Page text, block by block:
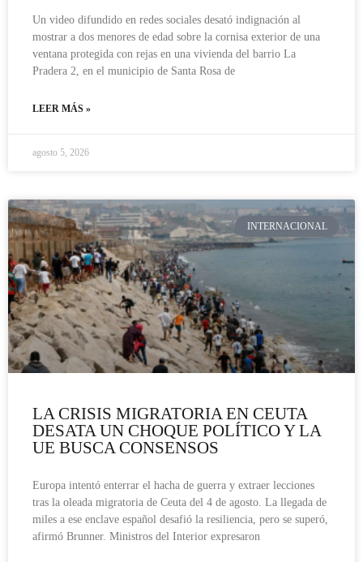
Un video difundido en redes sociales desató indignación al
mostrar a dos menores de edad sobre la cornisa exterior de una
ventana protegida con rejas en una vivienda del barrio La
Pradera 2, en el municipio de Santa Rosa de
LEER MÁS »
agosto 5, 2026
INTERNACIONAL
LA CRISIS MIGRATORIA EN CEUTA
DESATA UN CHOQUE POLÍTICO Y LA
UE BUSCA CONSENSOS
Europa intentó enterrar el hacha de guerra y extraer lecciones
tras la oleada migratoria de Ceuta del 4 de agosto. La llegada de
miles a ese enclave español desafió la resiliencia, pero se superó,
afirmó Brunner. Ministros del Interior expresaron